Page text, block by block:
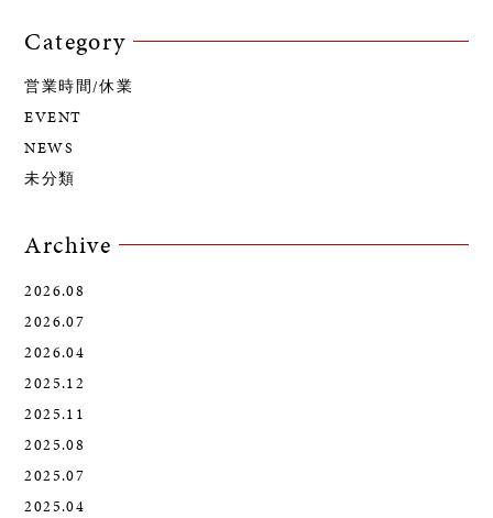
Category
営業時間/休業
EVENT
NEWS
未分類
Archive
2026.08
2026.07
2026.04
2025.12
2025.11
2025.08
2025.07
2025.04